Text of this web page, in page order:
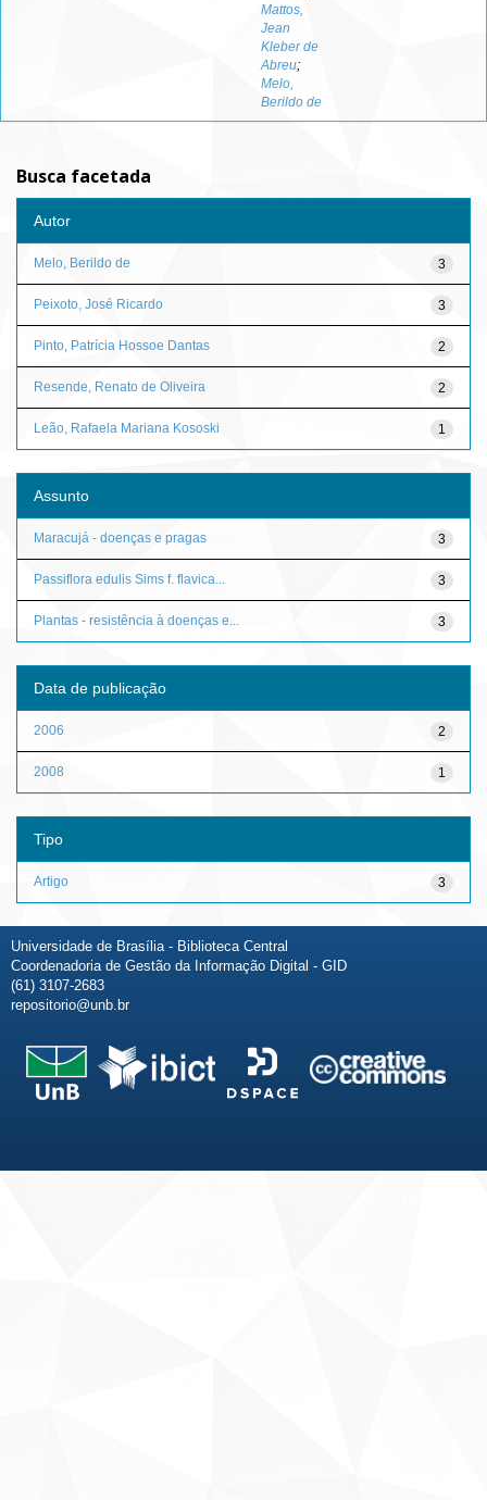
Mattos,
Jean
Kleber de
Abreu;
Melo,
Berildo de
Busca facetada
Autor
3
Melo, Berildo de
3
Peixoto, José Ricardo
2
Pinto, Patrícia Hossoe Dantas
2
Resende, Renato de Oliveira
1
Leão, Rafaela Mariana Kososki
Assunto
3
Maracujá - doenças e pragas
3
Passiflora edulis Sims f. flavica...
3
Plantas - resistência à doenças e...
Data de publicação
2
2006
1
2008
Tipo
3
Artigo
Universidade de Brasília - Biblioteca Central
Coordenadoria de Gestão da Informação Digital - GID
(61) 3107-2683
repositorio@unb.br